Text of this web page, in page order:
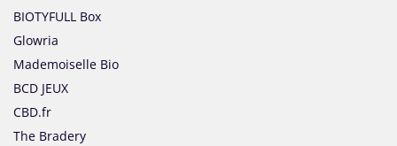
BIOTYFULL Box
Glowria
Mademoiselle Bio
BCD JEUX
CBD.fr
The Bradery